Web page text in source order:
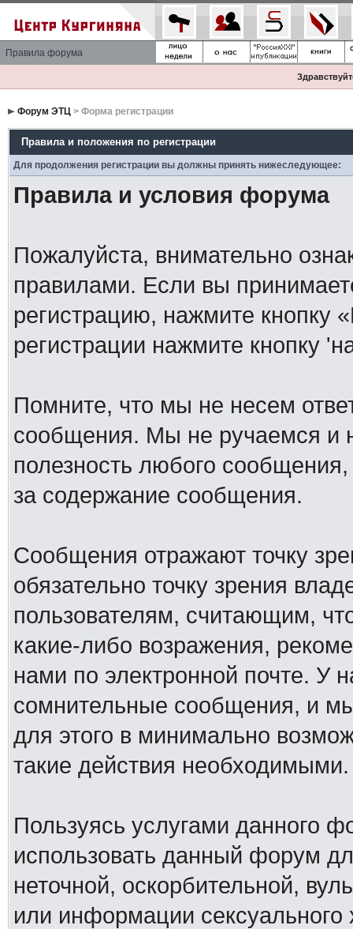
Правила форума
Форум ЭТЦ> Форма регистрации
Правила и положения по регистрации
Для продолжения регистрации вы должны принять нижеследующее:
Правила и условия форума
Пожалуйста, внимательно
правилами. Если вы
регистрацию, нажмите кнопку
регистрации нажмите кнопку
Помните, что мы не несем
сообщения. Мы не ручаемся и
полезность любого
за содержание сообщения.
Сообщения отражают точку
обязательно точку зрения
пользователям, считающим,
какие-либо возражения,
нами по электронной почте. У
сомнительные сообщения, и
для этого в минимально
такие действия необходимыми.
Пользуясь услугами данного
использовать данный форум
неточной, оскорбительной,
или информации